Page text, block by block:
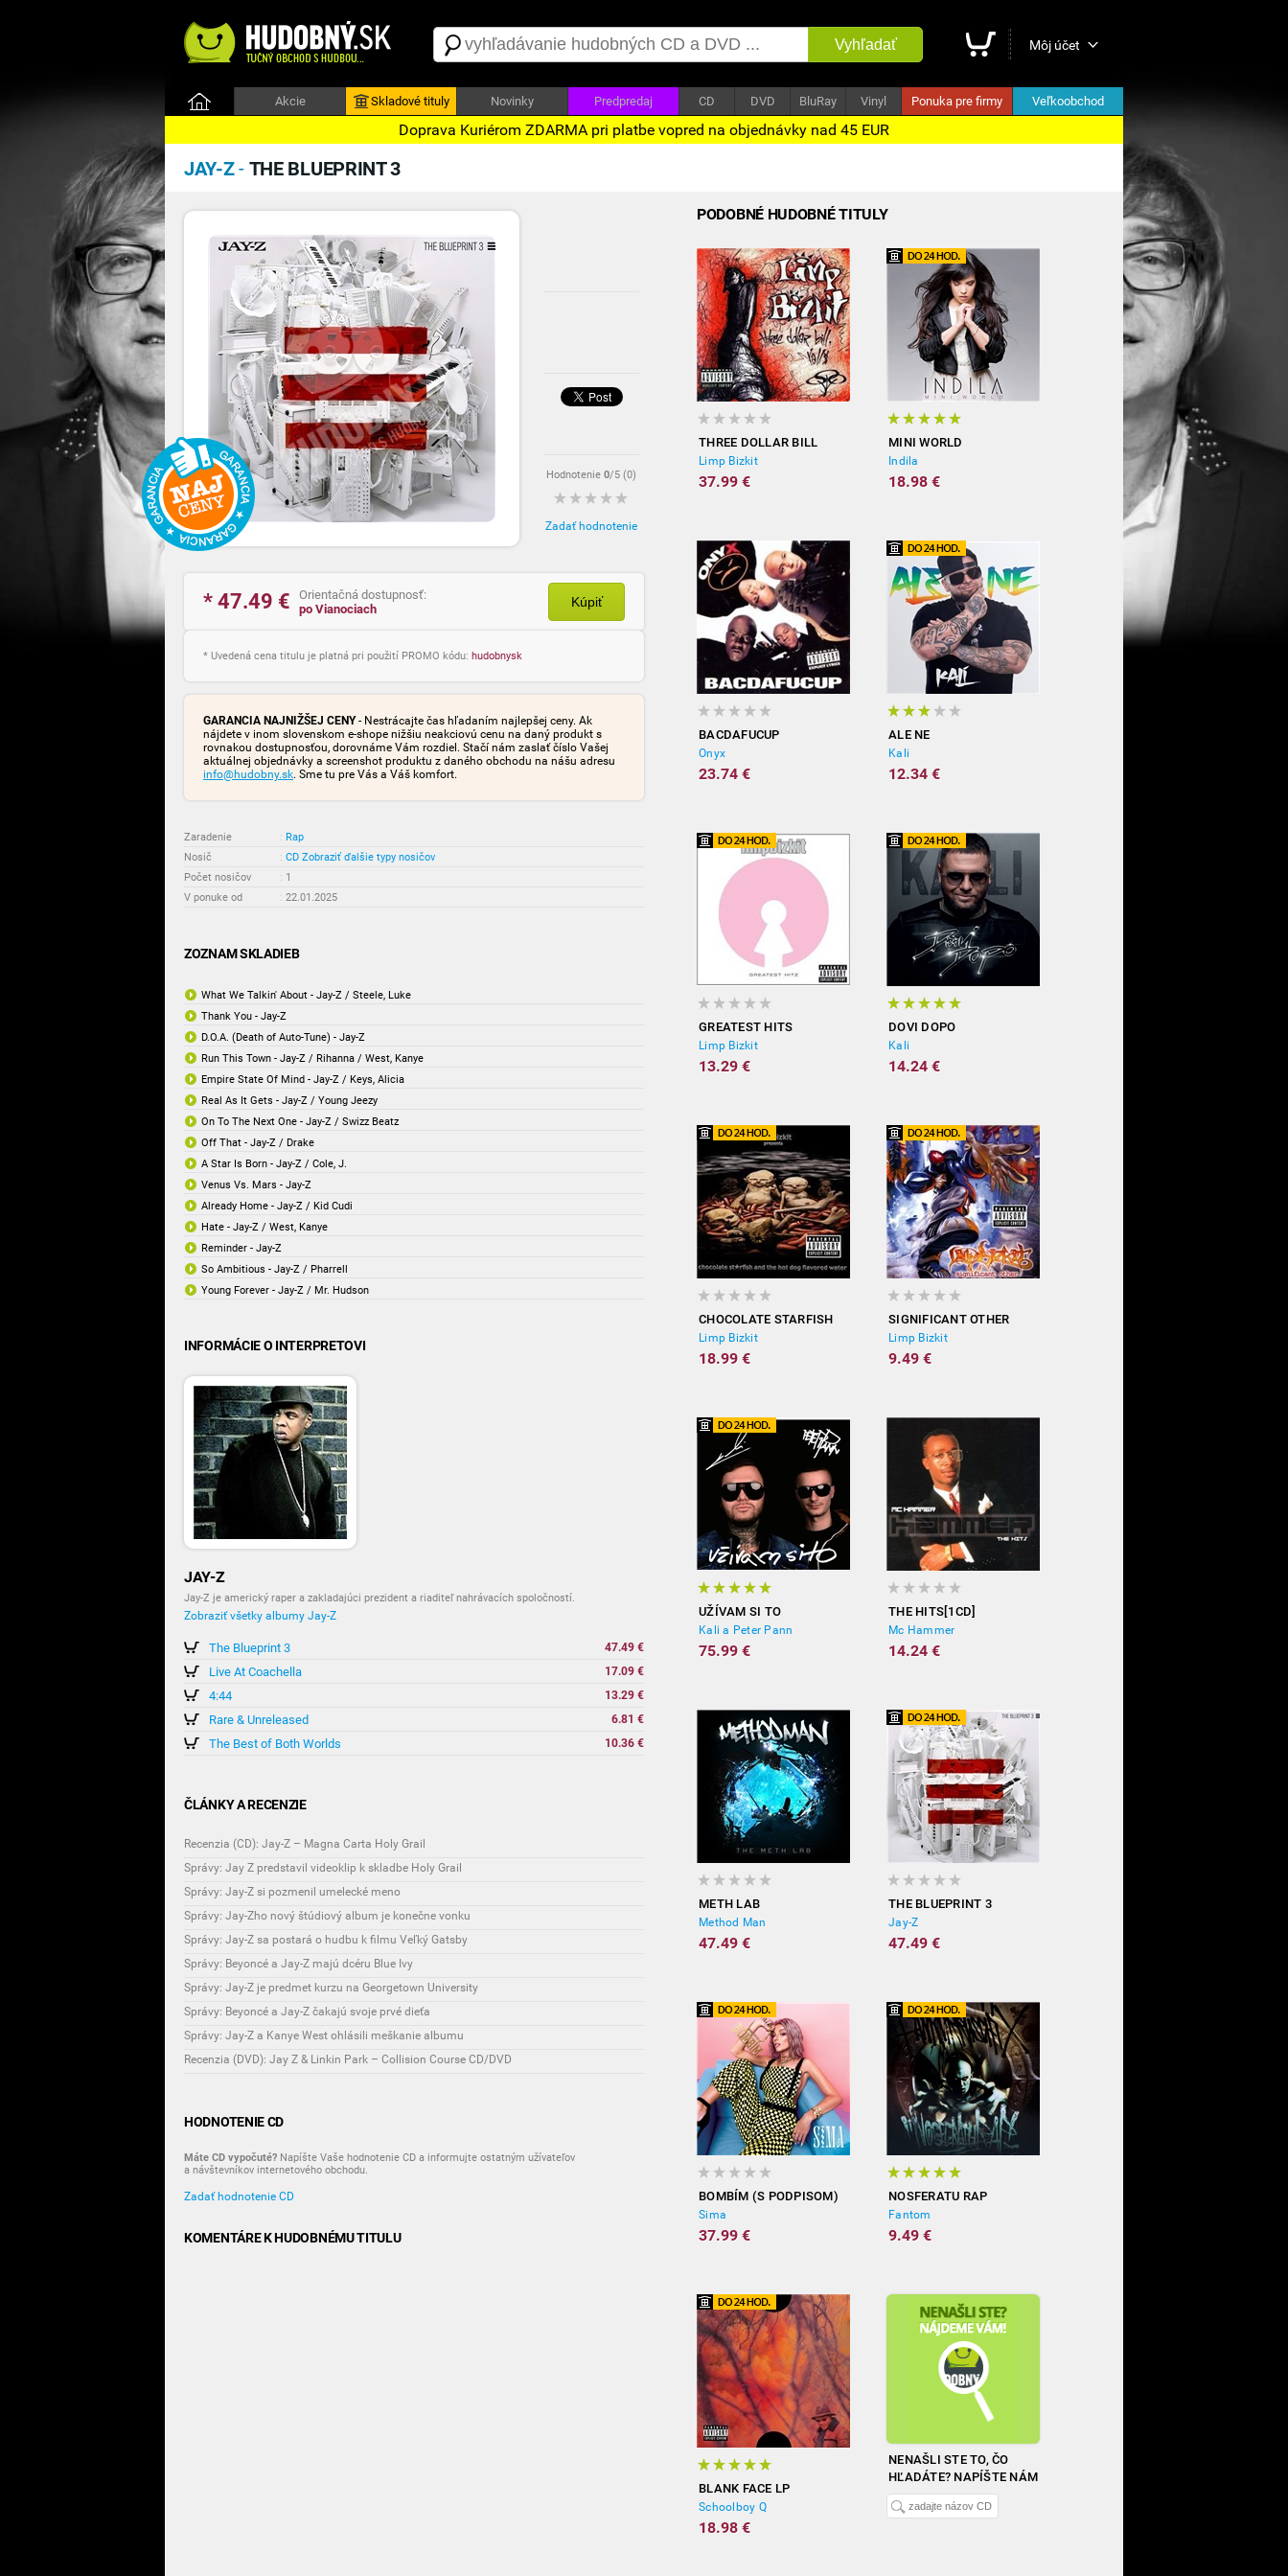
Vyhľadať Môj účet
Akcie Skladové tituly Novinky Predpredaj CD DVD BluRay Vinyl Ponuka pre firmy Veľkoobchod
Doprava Kuriérom ZDARMA pri platbe vopred na objednávky nad 45 EUR
JAY-Z- THE BLUEPRINT 3
Hodnotenie 0/5 (0)
Zadať hodnotenie
* 47.49 €
Orientačná dostupnosť:
po Vianociach
Kúpiť
* Uvedená cena titulu je platná pri použití PROMO kódu: hudobnysk
GARANCIA NAJNIŽŠEJ CENY- Nestrácajte čas hľadaním najlepšej ceny. Ak
nájdete v inom slovenskom e-shope nižšiu neakciovú cenu na daný produkt s
rovnakou dostupnosťou, dorovnáme Vám rozdiel. Stačí nám zaslať číslo Vašej
aktuálnej objednávky a screenshot produktu z daného obchodu na nášu adresu
info@hudobny.sk. Sme tu pre Vás a Váš komfort.
Zaradenie : Rap
Nosič
: CD Zobraziť ďalšie typy nosičov
Počet nosičov
: 1
V ponuke od
: 22.01.2025
ZOZNAM SKLADIEB
What We Talkin' About - Jay-Z / Steele, Luke
Thank You - Jay-Z
D.O.A. (Death of Auto-Tune) - Jay-Z
Run This Town - Jay-Z / Rihanna / West, Kanye
Empire State Of Mind - Jay-Z / Keys, Alicia
Real As It Gets - Jay-Z / Young Jeezy
On To The Next One - Jay-Z / Swizz Beatz
Off That - Jay-Z / Drake
A Star Is Born - Jay-Z / Cole, J.
Venus Vs. Mars - Jay-Z
Already Home - Jay-Z / Kid Cudi
Hate - Jay-Z / West, Kanye
Reminder - Jay-Z
So Ambitious - Jay-Z / Pharrell
Young Forever - Jay-Z / Mr. Hudson
INFORMÁCIE O INTERPRETOVI
JAY-Z
Jay-Z je americký raper a zakladajúci prezident a riaditeľ nahrávacích spoločností.
Zobraziť všetky albumy Jay-Z
The Blueprint 3 47.49 €
Live At Coachella 17.09 €
4:44 13.29 €
Rare & Unreleased 6.81 €
The Best of Both Worlds 10.36 €
ČLÁNKY A RECENZIE
Recenzia (CD): Jay-Z – Magna Carta Holy Grail
Správy: Jay Z predstavil videoklip k skladbe Holy Grail
Správy: Jay-Z si pozmenil umelecké meno
Správy: Jay-Zho nový štúdiový album je konečne vonku
Správy: Jay-Z sa postará o hudbu k filmu Veľký Gatsby
Správy: Beyoncé a Jay-Z majú dcéru Blue Ivy
Správy: Jay-Z je predmet kurzu na Georgetown University
Správy: Beyoncé a Jay-Z čakajú svoje prvé dieťa
Správy: Jay-Z a Kanye West ohlásili meškanie albumu
Recenzia (DVD): Jay Z & Linkin Park – Collision Course CD/DVD
HODNOTENIE CD
Máte CD vypočuté? Napíšte Vaše hodnotenie CD a informujte ostatným užívateľov
a návštevníkov internetového obchodu.
Zadať hodnotenie CD
KOMENTÁRE K HUDOBNÉMU TITULU
PODOBNÉ HUDOBNÉ TITULY
THREE DOLLAR BILL
Limp Bizkit
37.99 €
MINI WORLD
Indila
18.98 €
BACDAFUCUP
Onyx
23.74 €
ALE NE
Kali
12.34 €
GREATEST HITS
Limp Bizkit
13.29 €
DOVI DOPO
Kali
14.24 €
CHOCOLATE STARFISH
Limp Bizkit
18.99 €
SIGNIFICANT OTHER
Limp Bizkit
9.49 €
UŽÍVAM SI TO
Kali a Peter Pann
75.99 €
THE HITS[1CD]
Mc Hammer
14.24 €
METH LAB
Method Man
47.49 €
THE BLUEPRINT 3
Jay-Z
47.49 €
BOMBÍM (S PODPISOM)
Sima
37.99 €
NOSFERATU RAP
Fantom
9.49 €
BLANK FACE LP
Schoolboy Q
18.98 €
NENAŠLI STE TO, ČO
HĽADÁTE? NAPÍŠTE NÁM